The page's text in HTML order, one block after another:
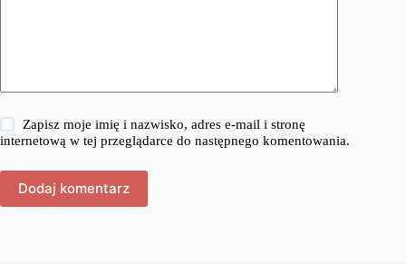
Zapisz moje imię i nazwisko, adres e-mail i stronę
internetową w tej przeglądarce do następnego komentowania.
Dodaj komentarz